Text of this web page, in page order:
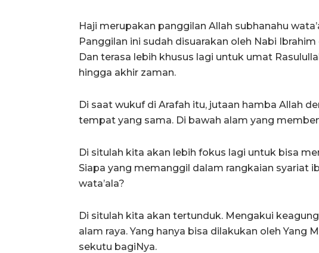
Haji merupakan panggilan Allah subhanahu
Panggilan ini sudah disuarakan oleh Nabi
Dan terasa lebih khusus lagi untuk umat
hingga akhir zaman.
Di saat wukuf di Arafah itu, jutaan hamba Allah
tempat yang sama. Di bawah alam yang
Di situlah kita akan lebih fokus lagi untuk bisa
Siapa yang memanggil dalam rangkaian syariat
wata’ala?
Di situlah kita akan tertunduk. Mengakui
alam raya. Yang hanya bisa dilakukan oleh Yang
sekutu bagiNya.